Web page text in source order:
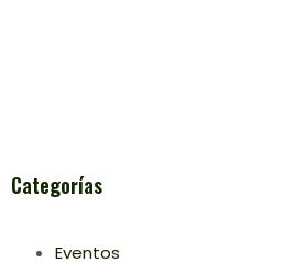
Categorías
Eventos